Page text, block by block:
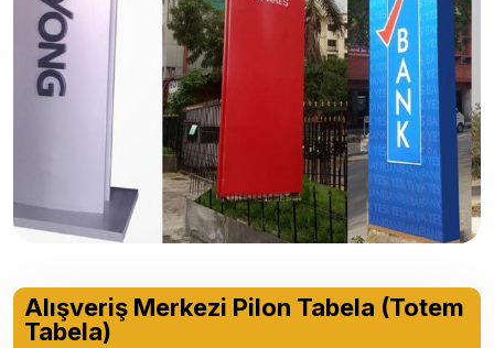
Alışveriş Merkezi Pilon Tabela (Totem
Tabela)